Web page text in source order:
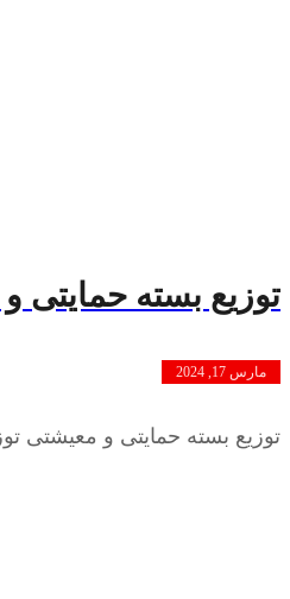
توزیع بسته حمایتی
مارس 17, 2024
توزیع بسته حمایتی و معیشتی توزیع